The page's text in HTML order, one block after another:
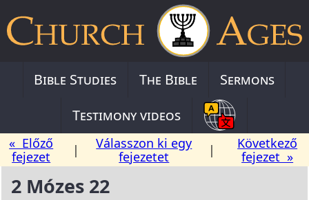
Bible Studies The Bible
Sermons
Testimony videos
« Előző
fejezet
|
Válasszon ki egy
fejezetet
|
Következő
fejezet »
2 Mózes 22